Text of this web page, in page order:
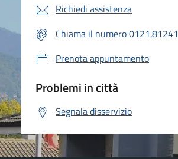
Richiedi assistenza
Chiama il numero 0121.81241
Prenota appuntamento
Problemi in città
Segnala disservizio